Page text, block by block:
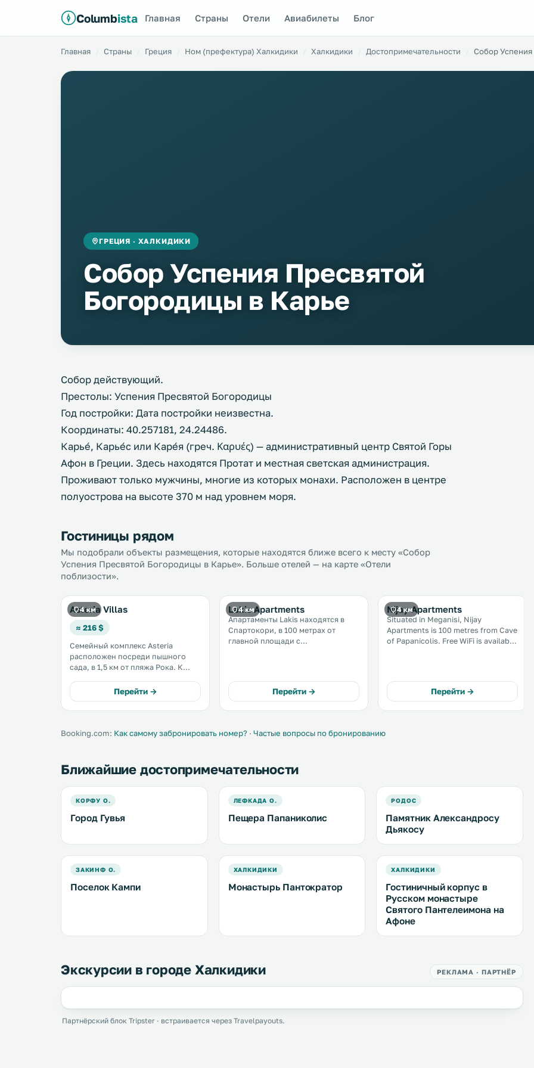
Columbista Главная Страны Отели Авиабилеты Блог
Главная Страны Греция Ном (префектура) Халкидики Халкидики Достопримечательности Собор Успения
ГРЕЦИЯ · ХАЛКИДИКИ
Собор Успения Пресвятой
Богородицы в Карье
Собор действующий.
Престолы: Успения Пресвятой Богородицы
Год постройки: Дата постройки неизвестна.
Координаты: 40.257181, 24.24486.
Карье́, Карье́с или Каре́я (греч. Καρυές) — административный центр Святой Горы
Афон в Греции. Здесь находятся Протат и местная светская администрация.
Проживают только мужчины, многие из которых монахи. Расположен в центре
полуострова на высоте 370 м над уровнем моря.
Гостиницы рядом
Мы подобрали объекты размещения, которые находятся ближе всего к месту «Собор
Успения Пресвятой Богородицы в Карье». Больше отелей — на карте «Отели
поблизости».
4 км
Asteria Villas
≈ 216 $
Семейный комплекс Asteria
расположен посреди пышного
сада, в 1,5 км от пляжа Рока. К
полностью оборудованные виллы
с собственным бассейном,
террасой с видом на море и
Перейти →
4 км
Lakis Apartments
Апартаменты Lakis находятся в
Спартокори, в 100 метрах от
главной площади с
собственным балконом с видом на
Ионическое море, а также фитнес-
Перейти →
4 км
Nijay Apartments
Situated in Meganisi, Nijay
Apartments is 100 metres from Cave
of Papanicolis. Free WiFi is available
and/or balcony. .
Перейти →
Booking.com: Как самому забронировать номер? · Частые вопросы по бронированию
Ближайшие достопримечательности
КОРФУ О.
Город Гувья
ЛЕФКАДА О.
Пещера Папаниколис
РОДОС
Памятник Александросу
Дьякосу
ЗАКИНФ О.
Поселок Кампи
ХАЛКИДИКИ
Монастырь Пантократор
ХАЛКИДИКИ
Гостиничный корпус в
Русском монастыре
Святого Пантелеимона на
Афоне
Экскурсии в городе Халкидики РЕКЛАМА · ПАРТНЁР
Партнёрский блок Tripster · встраивается через Travelpayouts.